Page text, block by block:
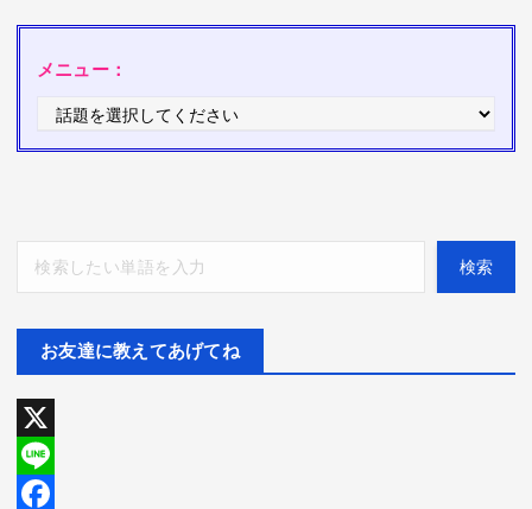
メニュー：
検索
お友達に教えてあげてね
X
L